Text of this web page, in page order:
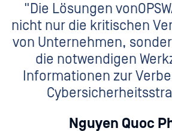
"Die Lösungen
nicht nur die kritischen
von Unternehmen,
die notwendigen
Informationen zur
Nguyen Quoc